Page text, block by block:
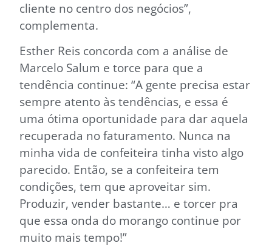
cliente no centro dos negócios”,
complementa.
Esther Reis concorda com a análise de
Marcelo Salum e torce para que a
tendência continue: “A gente precisa estar
sempre atento às tendências, e essa é
uma ótima oportunidade para dar aquela
recuperada no faturamento. Nunca na
minha vida de confeiteira tinha visto algo
parecido. Então, se a confeiteira tem
condições, tem que aproveitar sim.
Produzir, vender bastante… e torcer pra
que essa onda do morango continue por
muito mais tempo!”